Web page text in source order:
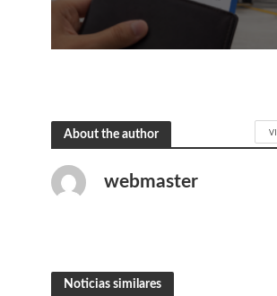
About the author
webmaster
Noticias similares